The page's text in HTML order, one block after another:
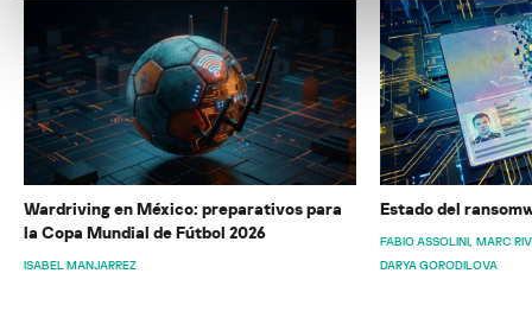
Wardriving en México: preparativos para
la Copa Mundial de Fútbol 2026
ISABEL MANJARREZ
Estado del
FABIO ASSOLINI MARC
DARYA GORODILOVA